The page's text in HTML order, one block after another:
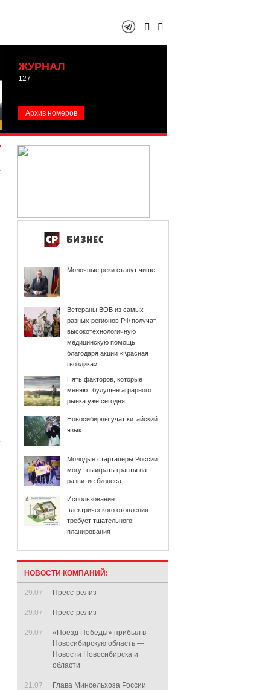
ЖУРНАЛ
127
Архив номеров
Молочные реки станут чище
Ветераны ВОВ из самых
разных регионов РФ получат
высокотехнологичную
медицинскую помощь
благодаря акции «Красная
гвоздика»
Пять факторов, которые
меняют будущее аграрного
рынка уже сегодня
Новосибирцы учат китайский
язык
Молодые стартаперы России
могут выиграть гранты на
развитие бизнеса
Использование
электрического отопления
требует тщательного
планирования
НОВОСТИ КОМПАНИЙ:
29.07 Пресс-релиз
29.07 Пресс-релиз
29.07
«Поезд Победы» прибыл в
Новосибирскую область —
Новости Новосибирска и
области
21.07
Глава Минсельхоза России